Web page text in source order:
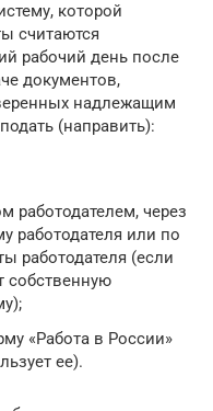
которой
считаются
рабочий день после
документов,
надлежащим
(направить):
работодателем, через
работодателя или по
работодателя (если
собственную
«Работа в России»
ее).